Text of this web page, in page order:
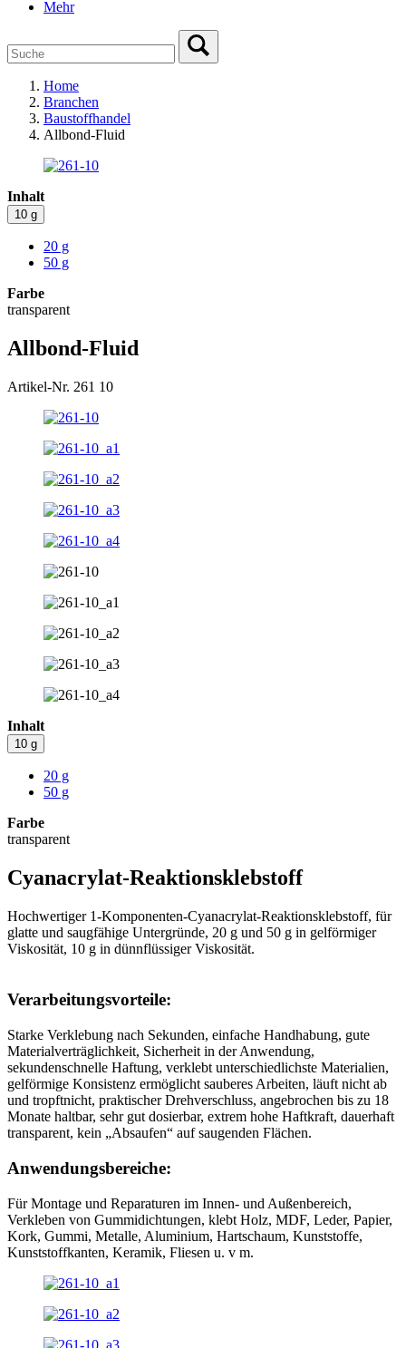
Mehr
Home
Branchen
Baustoffhandel
Allbond-Fluid
Inhalt
10 g
20 g
50 g
Farbe
transparent
Allbond-Fluid
Artikel-Nr. 261 10
Inhalt
10 g
20 g
50 g
Farbe
transparent
Cyanacrylat-Reaktionsklebstoff
Hochwertiger 1-Komponenten-Cyanacrylat-Reaktionsklebstoff, für
glatte und saugfähige Untergründe, 20 g und 50 g in gelförmiger
Viskosität, 10 g in dünnflüssiger Viskosität.
Verarbeitungsvorteile:
Starke Verklebung nach Sekunden, einfache Handhabung, gute
Materialverträglichkeit, Sicherheit in der Anwendung,
sekundenschnelle Haftung, verklebt unterschiedlichste Materialien,
gelförmige Konsistenz ermöglicht sauberes Arbeiten, läuft nicht ab
und tropftnicht, praktischer Drehverschluss, angebrochen bis zu 18
Monate haltbar, sehr gut dosierbar, extrem hohe Haftkraft, dauerhaft
transparent, kein „Absaufen“ auf saugenden Flächen.
Anwendungsbereiche:
Für Montage und Reparaturen im Innen- und Außenbereich,
Verkleben von Gummidichtungen, klebt Holz, MDF, Leder, Papier,
Kork, Gummi, Metalle, Aluminium, Hartschaum, Kunststoffe,
Kunststoffkanten, Keramik, Fliesen u. v m.